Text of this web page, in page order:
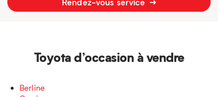
Toyota d’occasion à vendre
Berline